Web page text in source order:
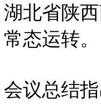
湖北省陕
常态运转。
会议总结